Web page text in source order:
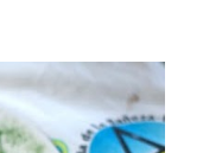
que tanto nos
van a cambiar
Olvídate de
tradicionales y